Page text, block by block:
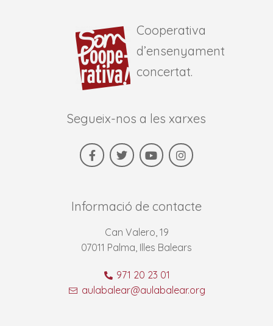
Cooperativa
d’ensenyament
concertat.
Segueix-nos a les xarxes
Informació de contacte
Can Valero, 19
07011 Palma, Illes Balears
971 20 23 01
aulabalear@aulabalear.org